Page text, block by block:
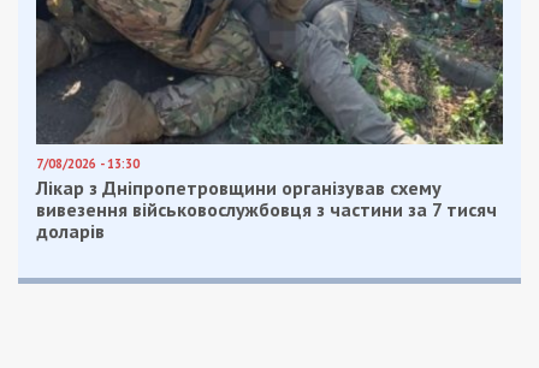
7/08/2026 - 13:30
Лікар з Дніпропетровщини організував схему
вивезення військовослужбовця з частини за 7 тисяч
доларів